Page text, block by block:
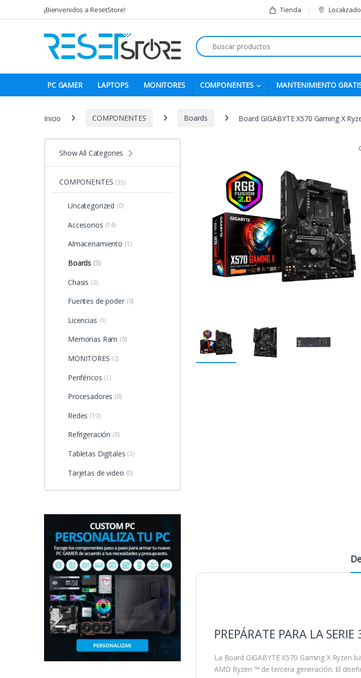
Skip to navigation
Skip to content¡Bienvenidos a ResetStore! Tienda
Search for:
PC GAMER LAPTOPS MONITORES COMPONENTES MANTENIMIENTO
Inicio COMPONENTES Boards Board GIGABYTE X570 Gaming X
PREPÁRATE PARA LA
La Board GIGABYTE X570 Gaming X
AMD Ryzen ™ de tercera generación. El
Show All Categories
COMPONENTES (35)
Uncategorized (0)
Accesorios (14)
Almacenamiento (1)
Boards (3)
Chasis (2)
Fuentes de poder (0)
Licencias (1)
Memorias Ram (0)
MONITORES (2)
Periféricos (1)
Procesadores (0)
Redes (10)
Refrigeración (0)
Tabletas Digitales (2)
Tarjetas de video (0)